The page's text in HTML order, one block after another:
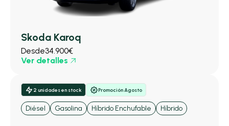
Skoda Karoq
Desde34.900€
Ver detalles
2 unidades en stock Promoción Agosto
Diésel Gasolina Híbrido Enchufable Híbrido